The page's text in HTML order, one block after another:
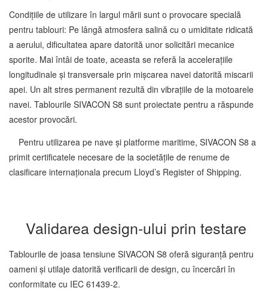
Condițiile de utilizare în largul mării sunt o provocare specială
pentru tablouri: Pe lângă atmosfera salină cu o umiditate ridicată
a aerului, dificultatea apare datorită unor solicitări mecanice
sporite. Mai întâi de toate, aceasta se referă la accelerațiile
longitudinale și transversale prin mișcarea navei datorită miscarii
apei. Un alt stres permanent rezultă din vibrațiile de la motoarele
navei. Tablourile SIVACON S8 sunt proiectate pentru a răspunde
acestor provocări.
Pentru utilizarea pe nave și platforme maritime, SIVACON S8 a
primit certificatele necesare de la societățile de renume de
clasificare internaționala precum Lloyd’s Register of Shipping.
Validarea design-ului prin testare
Tablourile de joasa tensiune SIVACON S8 oferă siguranță pentru
oameni și utilaje datorită verificarii de design, cu încercări în
conformitate cu IEC 61439-2.